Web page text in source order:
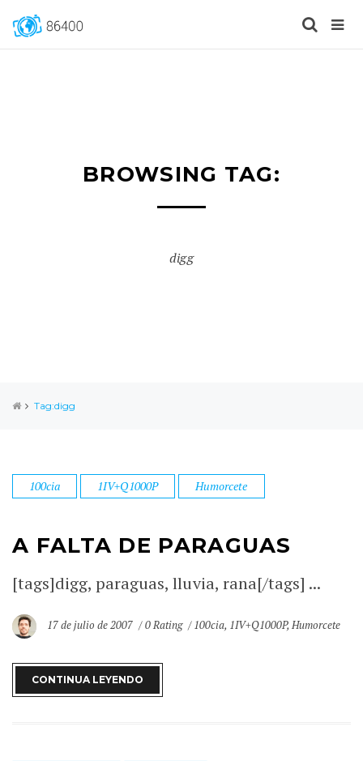
BROWSING TAG:
digg
Tag:digg
100cia 1IV+Q1000P Humorcete
A FALTA DE PARAGUAS
[tags]digg, paraguas, lluvia, rana[/tags] ...
17 de julio de 2007 0 Rating 100cia, 1IV+Q1000P,Humorcete
CONTINUA LEYENDO